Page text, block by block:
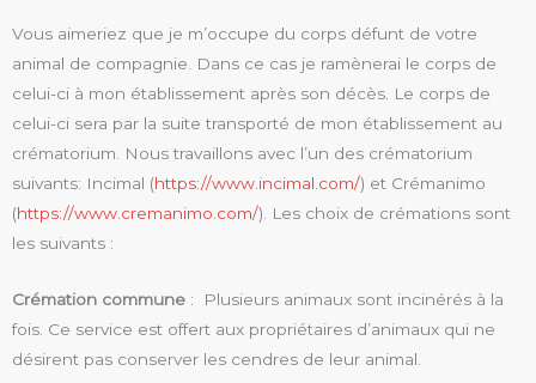
Vous aimeriez que je m’occupe du corps défunt de votre
animal de compagnie. Dans ce cas je ramènerai le corps de
celui-ci à mon établissement après son décès. Le corps de
celui-ci sera par la suite transporté de mon établissement au
crématorium. Nous travaillons avec l’un des crématorium
suivants: Incimal (https://www.incimal.com/) et Crémanimo
(https://www.cremanimo.com/). Les choix de crémations sont
les suivants :
Crémation commune : Plusieurs animaux sont incinérés à la
fois. Ce service est offert aux propriétaires d’animaux qui ne
désirent pas conserver les cendres de leur animal.